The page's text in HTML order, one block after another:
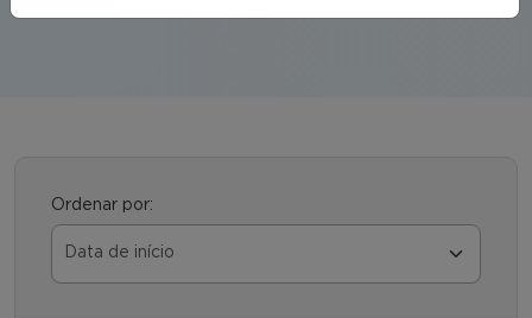
Ordenar por: